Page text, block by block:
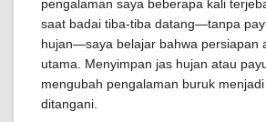
pengalaman saya beberapa kali
saat badai tiba-tiba datang—tanpa
hujan—saya belajar bahwa persiapan
utama. Menyimpan jas hujan atau
mengubah pengalaman buruk
ditangani.